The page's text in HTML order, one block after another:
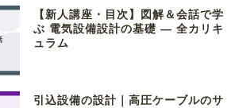
【新人講座・目次】図解＆会話で学
ぶ 電気設備設計の基礎 ― 全カリキ
ュラム
引込設備の設計｜高圧ケーブルのサ